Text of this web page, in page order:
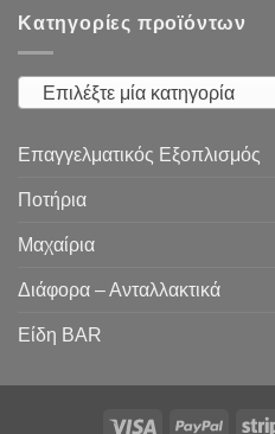
Κατηγορίες προϊόντων
Επιλέξτε μία κατηγορία
Επαγγελματικός Εξοπλισμός
Ποτήρια
Μαχαίρια
Διάφορα – Ανταλλακτικά
Είδη ΒAR
Visa PayPal